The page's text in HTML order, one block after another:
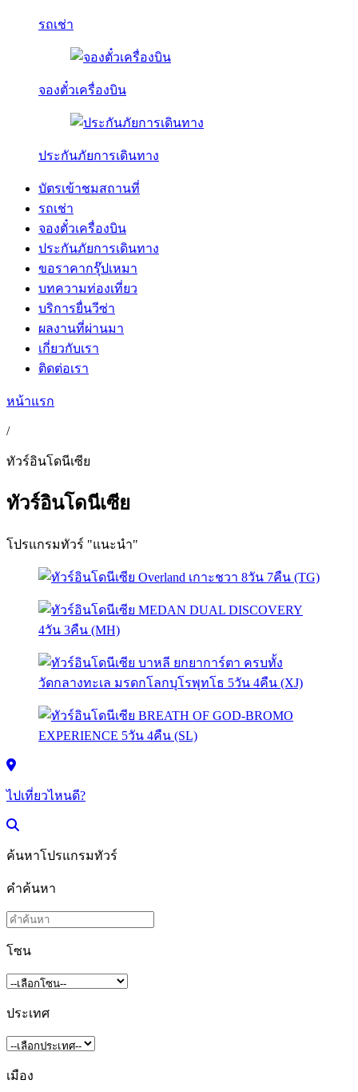
รถเช่า
จองตั๋วเครื่องบิน
ประกันภัยการเดินทาง
บัตรเข้าชมสถานที่
รถเช่า
จองตั๋วเครื่องบิน
ประกันภัยการเดินทาง
ขอราคากรุ๊ปเหมา
บทความท่องเที่ยว
บริการยื่นวีซ่า
ผลงานที่ผ่านมา
เกี่ยวกับเรา
ติดต่อเรา
หน้าแรก
/
ทัวร์อินโดนีเซีย
ทัวร์อินโดนีเซีย
โปรแกรมทัวร์ "แนะนำ"
ไปเที่ยวไหนดี?
ค้นหาโปรแกรมทัวร์
คำค้นหา
โซน
ประเทศ
เมือง